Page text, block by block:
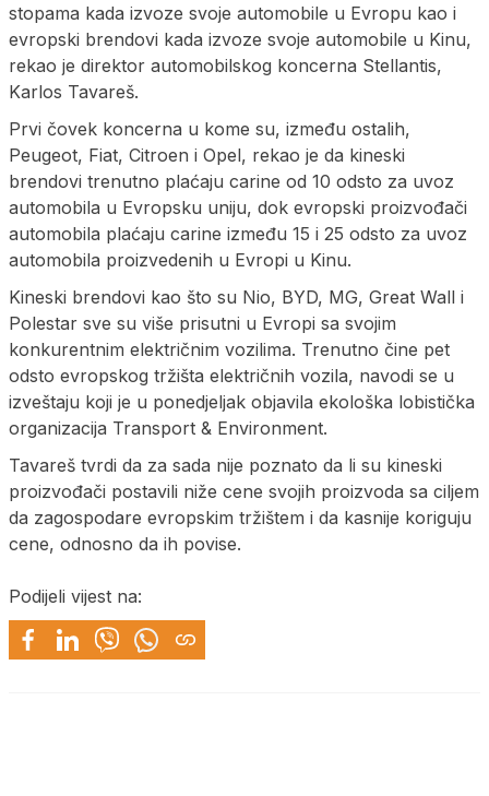
stopama kada izvoze svoje automobile u Evropu kao i
evropski brendovi kada izvoze svoje automobile u Kinu,
rekao je direktor automobilskog koncerna Stellantis,
Karlos Tavareš.
Prvi čovek koncerna u kome su, između ostalih,
Peugeot, Fiat, Citroen i Opel, rekao je da kineski
brendovi trenutno plaćaju carine od 10 odsto za uvoz
automobila u Evropsku uniju, dok evropski proizvođači
automobila plaćaju carine između 15 i 25 odsto za uvoz
automobila proizvedenih u Evropi u Kinu.
Kineski brendovi kao što su Nio, BYD, MG, Great Wall i
Polestar sve su više prisutni u Evropi sa svojim
konkurentnim električnim vozilima. Trenutno čine pet
odsto evropskog tržišta električnih vozila, navodi se u
izveštaju koji je u ponedjeljak objavila ekološka lobistička
organizacija Transport & Environment.
Tavareš tvrdi da za sada nije poznato da li su kineski
proizvođači postavili niže cene svojih proizvoda sa ciljem
da zagospodare evropskim tržištem i da kasnije koriguju
cene, odnosno da ih povise.
Podijeli vijest na: